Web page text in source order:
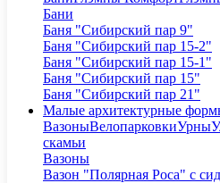
Бани
Баня "Сибирский пар 9"
Баня "Сибирский пар 15-2"
Баня "Сибирский пар 15-1"
Баня "Сибирский пар 15"
Баня "Сибирский пар 21"
Малые архитектурные
ВазоныВелопарковкиУрны
скамьи
Вазоны
Вазон "Полярная Роса" с